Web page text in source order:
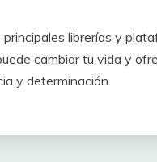
librerías y
cambiar tu vida y
y determinación.